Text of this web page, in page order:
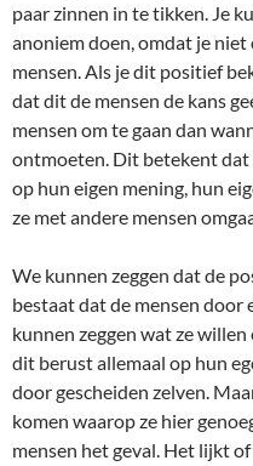
paar zinnen in te tikken. Je
anoniem doen, omdat je
mensen. Als je dit positief
dat dit de mensen de kans
mensen om te gaan dan
ontmoeten. Dit betekent dat
op hun eigen mening, hun
ze met andere mensen
We kunnen zeggen dat de
bestaat dat de mensen door
kunnen zeggen wat ze
dit berust allemaal op hun
door gescheiden zelven.
komen waarop ze hier
mensen het geval. Het lijkt